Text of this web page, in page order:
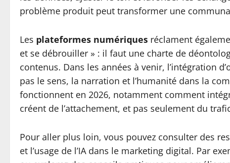
problème produit peut transformer une
Les plateformes numériques réclament
et se débrouiller » : il faut une charte de
contenus. Dans les années à venir, l’intégration
pas le sens, la narration et l’humanité dans la
fonctionnent en 2026, notamment comment
créent de l’attachement, et pas seulement du
Pour aller plus loin, vous pouvez consulter des
et l’usage de l’IA dans le marketing digital. Par